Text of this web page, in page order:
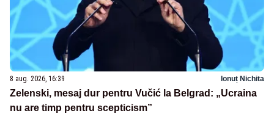
8 aug. 2026, 16:39 Ionuț Nichita
Zelenski, mesaj dur pentru Vučić la Belgrad: „Ucraina
nu are timp pentru scepticism”